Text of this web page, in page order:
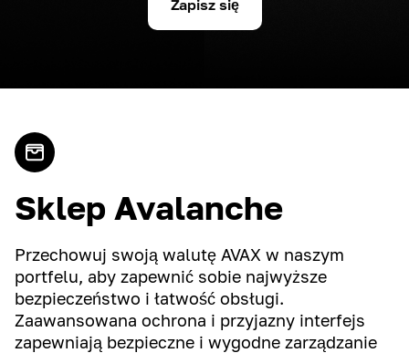
Zapisz się
Sklep Avalanche
Przechowuj swoją walutę AVAX w naszym
portfelu, aby zapewnić sobie najwyższe
bezpieczeństwo i łatwość obsługi.
Zaawansowana ochrona i przyjazny interfejs
zapewniają bezpieczne i wygodne zarządzanie